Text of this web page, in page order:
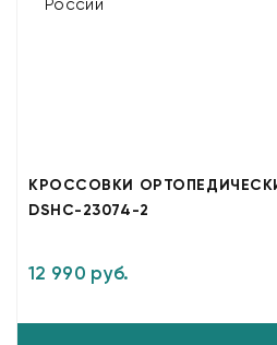
КРОССОВКИ
DSHC-23074-2
12 990 руб.